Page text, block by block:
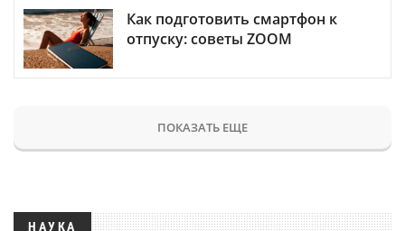
Как подготовить смартфон к
отпуску: советы ZOOM
ПОКАЗАТЬ ЕЩЕ
НАУКА